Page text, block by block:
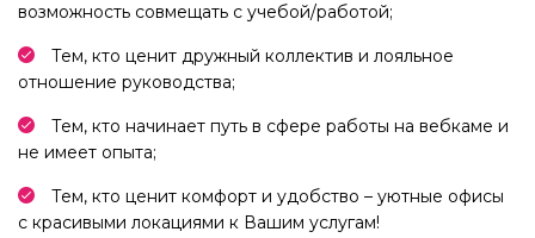
возможность совмещать с учебой/работой;
Тем, кто ценит дружный коллектив и лояльное
отношение руководства;
Тем, кто начинает путь в сфере работы на вебкаме и
не имеет опыта;
Тем, кто ценит комфорт и удобство – уютные офисы
с красивыми локациями к Вашим услугам!